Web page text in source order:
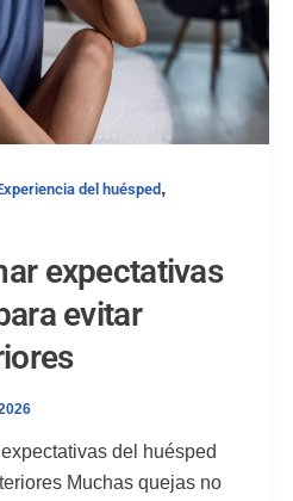
del huésped,
expectativas
evitar
del huésped
Muchas quejas no